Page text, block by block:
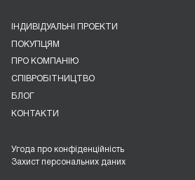
ІНДИВІДУАЛЬНІ ПРОЕКТИ
ПОКУПЦЯМ
ПРО КОМПАНІЮ
СПІВРОБІТНИЦТВО
БЛОГ
КОНТАКТИ
Угода про конфіденційність
Захист персональних даних